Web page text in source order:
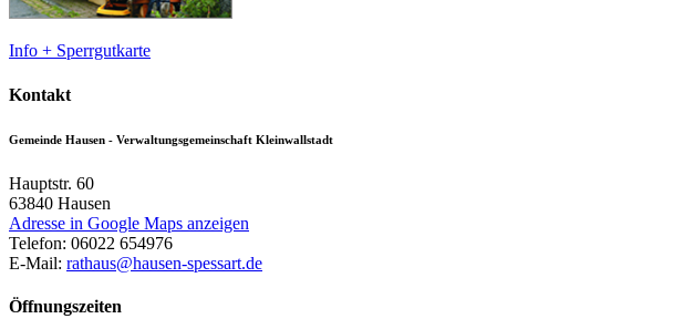
Info + Sperrgutkarte
Kontakt
Gemeinde Hausen - Verwaltungsgemeinschaft Kleinwallstadt
Hauptstr. 60
63840 Hausen
Adresse in Google Maps anzeigen
Telefon: 06022 654976
E-Mail: rathaus@hausen-spessart.de
Öffnungszeiten